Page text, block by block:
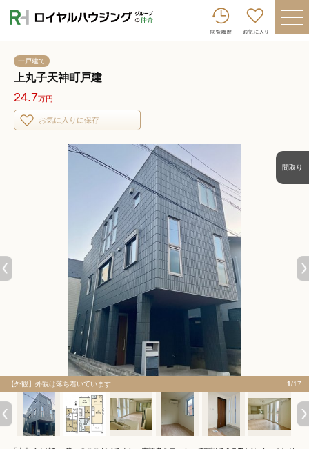
一戸建て
上丸子天神町戸建
24.7万円
お気に入りに保存
【外観】外観は落ち着いています 1/17
間取り
ロイヤルハウジンググループトップへ
売りたい
貸したい
店舗を探す
ログイン 会員登録